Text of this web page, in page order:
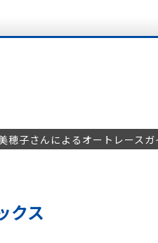
穂子さんによるオートレース
クス